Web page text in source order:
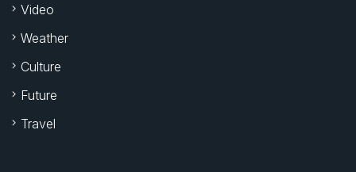
Video
Weather
Culture
Future
Travel